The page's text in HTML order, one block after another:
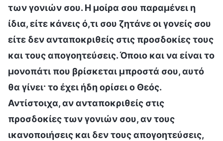
των γονιών σου. Η μοίρα σου παραμένει η
ίδια, είτε κάνεις ό,τι σου ζητάνε οι γονείς σου
είτε δεν ανταποκριθείς στις προσδοκίες τους
και τους απογοητεύσεις. Όποιο και να είναι το
μονοπάτι που βρίσκεται μπροστά σου, αυτό
θα γίνει· το έχει ήδη ορίσει ο Θεός.
Αντίστοιχα, αν ανταποκριθείς στις
προσδοκίες των γονιών σου, αν τους
ικανοποιήσεις και δεν τους απογοητεύσεις,